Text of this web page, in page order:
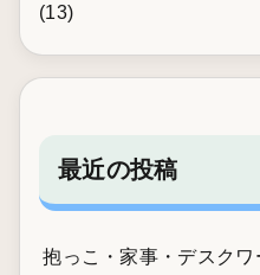
(13)
最近の投稿
抱っこ・家事・デスクワ